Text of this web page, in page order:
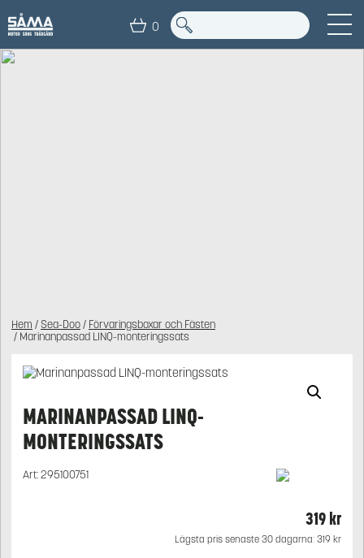
0
Hem / Sea-Doo/ Förvaringsboxar och Fästen
/ Marinanpassad LINQ-monteringssats
MARINANPASSAD LINQ-
MONTERINGSSATS
Art:295100751
319kr
Lägsta pris senaste 30 dagarna: 319 kr